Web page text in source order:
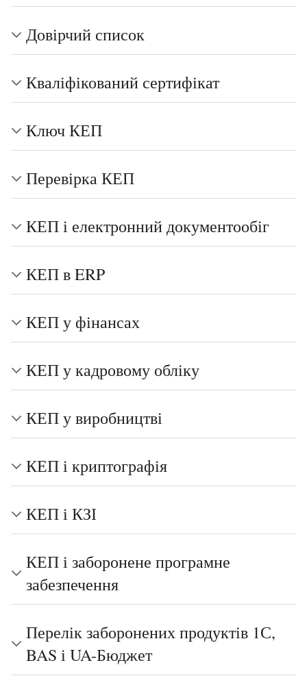
Довірчий список
Кваліфікований сертифікат
Ключ КЕП
Перевірка КЕП
КЕП і електронний документообіг
КЕП в ERP
КЕП у фінансах
КЕП у кадровому обліку
КЕП у виробництві
КЕП і криптографія
КЕП і КЗІ
КЕП і заборонене програмне
забезпечення
Перелік заборонених продуктів 1С,
BAS і UA-Бюджет